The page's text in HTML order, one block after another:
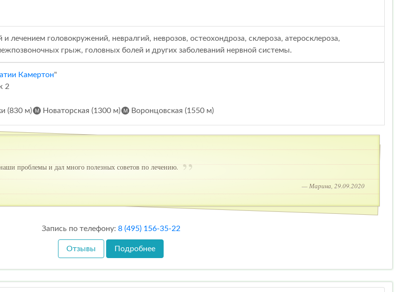
лечением головокружений, невралгий, неврозов, остеохондроза, склероза, атеросклероза,
грыж, головных болей и других заболеваний нервной системы.
Камертон"
2
(830 м) Новаторская (1300 м) Воронцовская (1550 м)
проблемы и дал много полезных советов по лечению.
— Марина, 29.09.2020
Запись по телефону: 8 (495) 156-35-22
Отзывы Подробнее